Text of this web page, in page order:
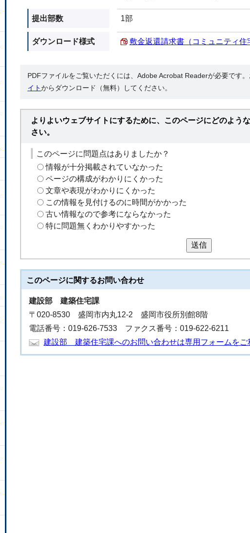
提出部数 1部
ダウンロード様式 敷金返還請求書（コミュニティ住
PDFファイルをご覧いただくには、Adobe Acrobat Readerが必要です
イトからダウンロード（無料）してください。
よりよいウェブサイトにするために、このページにどのよう
さい。
このページに問題点はありましたか？
情報が十分掲載されていなかった
ページの構成がわかりにくかった
文章や表現がわかりにくかった
この情報を見付けるのに時間がかかった
古い情報なので参考にならなかった
特に問題無くわかりやすかった
送信
このページに関するお問い合わせ
建設部 建築住宅課
〒020-8530 盛岡市内丸12-2 盛岡市役所別館8階
電話番号：019-626-7533 ファクス番号：019-622-6211
建設部 建築住宅課へのお問い合わせは専用フォームをご